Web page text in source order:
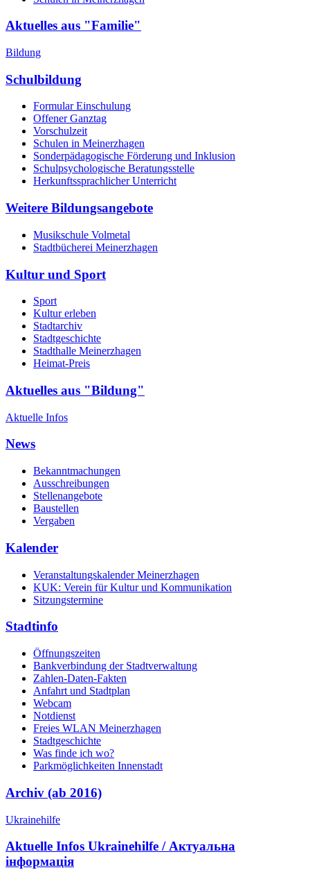
Aktuelles aus "Familie"
Bildung
Schulbildung
Formular Einschulung
Offener Ganztag
Vorschulzeit
Schulen in Meinerzhagen
Sonderpädagogische Förderung und Inklusion
Schulpsychologische Beratungsstelle
Herkunftssprachlicher Unterricht
Weitere Bildungsangebote
Musikschule Volmetal
Stadtbücherei Meinerzhagen
Kultur und Sport
Sport
Kultur erleben
Stadtarchiv
Stadtgeschichte
Stadthalle Meinerzhagen
Heimat-Preis
Aktuelles aus "Bildung"
Aktuelle Infos
News
Bekanntmachungen
Ausschreibungen
Stellenangebote
Baustellen
Vergaben
Kalender
Veranstaltungskalender Meinerzhagen
KUK: Verein für Kultur und Kommunikation
Sitzungstermine
Stadtinfo
Öffnungszeiten
Bankverbindung der Stadtverwaltung
Zahlen-Daten-Fakten
Anfahrt und Stadtplan
Webcam
Notdienst
Freies WLAN Meinerzhagen
Stadtgeschichte
Was finde ich wo?
Parkmöglichkeiten Innenstadt
Archiv (ab 2016)
Ukrainehilfe
Aktuelle Infos Ukrainehilfe / Актуальна
інформація